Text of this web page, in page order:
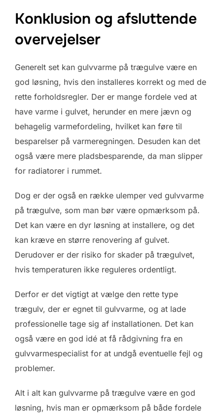
Konklusion og afsluttende
overvejelser
Generelt set kan gulvvarme på trægulve være en
god løsning, hvis den installeres korrekt og med de
rette forholdsregler. Der er mange fordele ved at
have varme i gulvet, herunder en mere jævn og
behagelig varmefordeling, hvilket kan føre til
besparelser på varmeregningen. Desuden kan det
også være mere pladsbesparende, da man slipper
for radiatorer i rummet.
Dog er der også en række ulemper ved gulvvarme
på trægulve, som man bør være opmærksom på.
Det kan være en dyr løsning at installere, og det
kan kræve en større renovering af gulvet.
Derudover er der risiko for skader på trægulvet,
hvis temperaturen ikke reguleres ordentligt.
Derfor er det vigtigt at vælge den rette type
trægulv, der er egnet til gulvvarme, og at lade
professionelle tage sig af installationen. Det kan
også være en god idé at få rådgivning fra en
gulvvarmespecialist for at undgå eventuelle fejl og
problemer.
Alt i alt kan gulvvarme på trægulve være en god
løsning, hvis man er opmærksom på både fordele